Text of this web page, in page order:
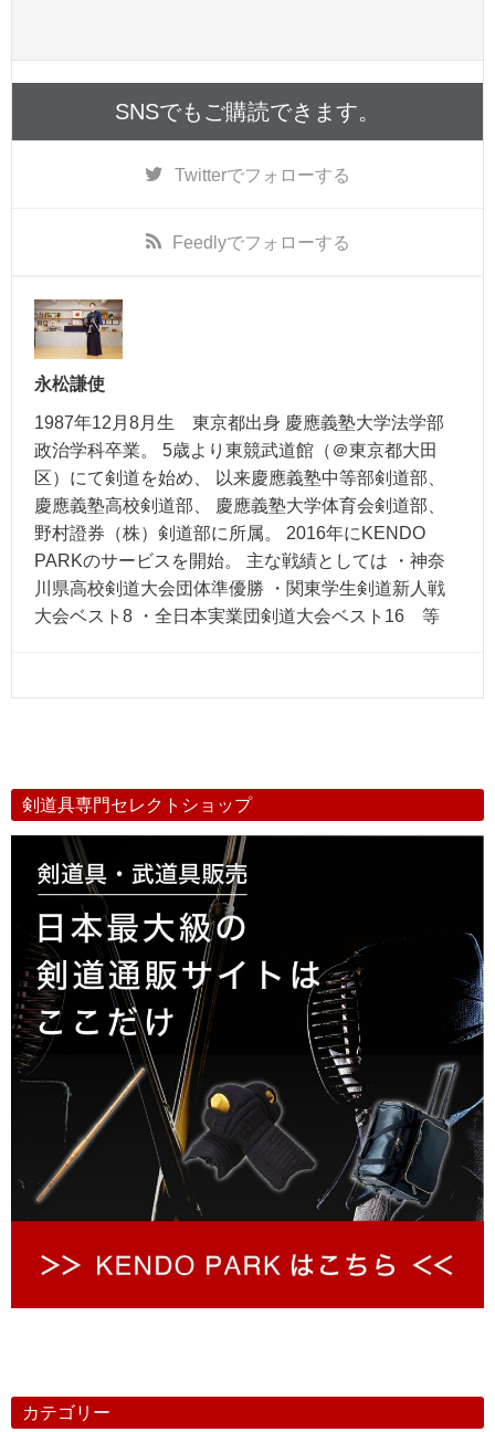
SNSでもご購読できます。
Twitterでフォローする
Feedlyでフォローする
永松謙使
1987年12月8月生 東京都出身 慶應義塾大学法学部
政治学科卒業。 5歳より東競武道館（＠東京都大田
区）にて剣道を始め、 以来慶應義塾中等部剣道部、
慶應義塾高校剣道部、 慶應義塾大学体育会剣道部、
野村證券（株）剣道部に所属。 2016年にKENDO
PARKのサービスを開始。 主な戦績としては ・神奈
川県高校剣道大会団体準優勝 ・関東学生剣道新人戦
大会ベスト8 ・全日本実業団剣道大会ベスト16 等
剣道具専門セレクトショップ
カテゴリー